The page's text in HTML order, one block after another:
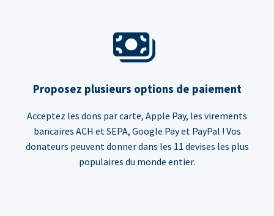
Proposez plusieurs options de paiement
Acceptez les dons par carte, Apple Pay, les virements
bancaires ACH et SEPA, Google Pay et PayPal ! Vos
donateurs peuvent donner dans les 11 devises les plus
populaires du monde entier.